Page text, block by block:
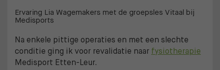
Ervaring Lia Wagemakers met de groepsles Vitaal bij
Medisports
Na enkele pittige operaties en met een slechte
conditie ging ik voor revalidatie naar fysiotherapie
Medisport Etten-Leur.